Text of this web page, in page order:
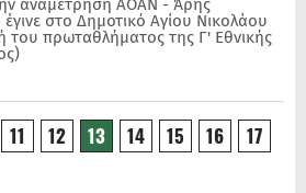
στο Δημοτικό Αγίου Νικολάου
του πρωταθλήματος της Γ' Εθνικής
11 12 13 14 15 16
17